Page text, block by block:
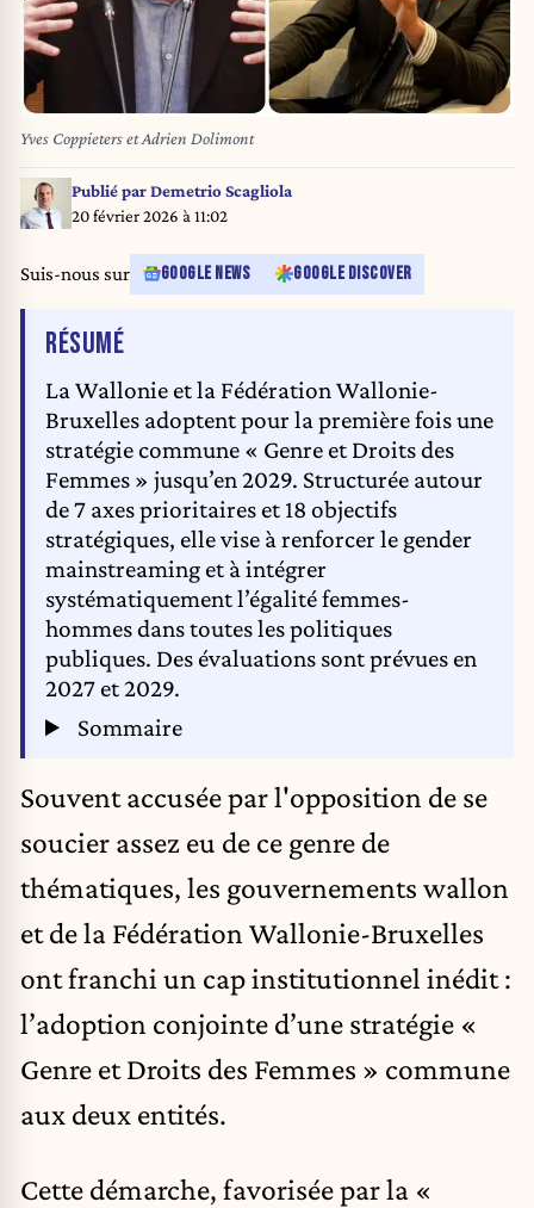
Yves Coppieters et Adrien Dolimont
Publié parDemetrio Scagliola
20 février 2026 à 11:02
Suis-nous sur GOOGLE NEWS GOOGLE DISCOVER
RÉSUMÉDE L'ARTICLE
La Wallonie et la Fédération Wallonie-
Bruxelles adoptent pour la première fois une
stratégie commune « Genre et Droits des
Femmes » jusqu’en 2029. Structurée autour
de 7 axes prioritaires et 18 objectifs
stratégiques, elle vise à renforcer le gender
mainstreaming et à intégrer
systématiquement l’égalité femmes-
hommes dans toutes les politiques
publiques. Des évaluations sont prévues en
2027 et 2029.
Sommaire
Souvent accusée par l'opposition de se
soucier assez eu de ce genre de
thématiques, les gouvernements wallon
et de la Fédération Wallonie-Bruxelles
ont franchi un cap institutionnel inédit :
l’adoption conjointe d’une stratégie «
Genre et Droits des Femmes » commune
aux deux entités.
Cette démarche, favorisée par la «